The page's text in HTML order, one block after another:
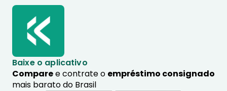
Baixe o aplicativo
Comparee contrate o empréstimo consignado
mais barato do Brasil